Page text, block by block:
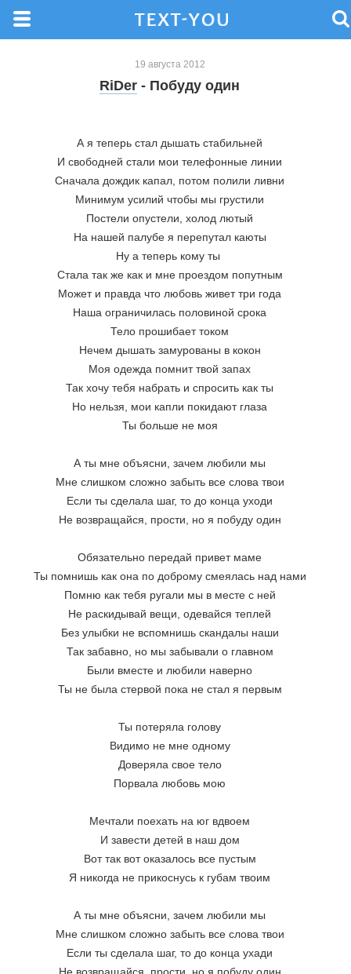
19 августа 2012
RiDer - Побуду один
А я теперь стал дышать стабильней
И свободней стали мои телефонные линии
Сначала дождик капал, потом полили ливни
Минимум усилий чтобы мы грустили
Постели опустели, холод лютый
На нашей палубе я перепутал каюты
Ну а теперь кому ты
Стала так же как и мне проездом попутным
Может и правда что любовь живет три года
Наша ограничилась половиной срока
Тело прошибает током
Нечем дышать замурованы в кокон
Моя одежда помнит твой запах
Так хочу тебя набрать и спросить как ты
Но нельзя, мои капли покидают глаза
Ты больше не моя
А ты мне объясни, зачем любили мы
Мне слишком сложно забыть все слова твои
Если ты сделала шаг, то до конца уходи
Не возвращайся, прости, но я побуду один
Обязательно передай привет маме
Ты помнишь как она по доброму смеялась над нами
Помню как тебя ругали мы в месте с ней
Не раскидывай вещи, одевайся теплей
Без улыбки не вспомнишь скандалы наши
Так забавно, но мы забывали о главном
Были вместе и любили наверно
Ты не была стервой пока не стал я первым
Ты потеряла голову
Видимо не мне одному
Доверяла свое тело
Порвала любовь мою
Мечтали поехать на юг вдвоем
И завести детей в наш дом
Вот так вот оказалось все пустым
Я никогда не прикоснусь к губам твоим
А ты мне объясни, зачем любили мы
Мне слишком сложно забыть все слова твои
Если ты сделала шаг, то до конца ухади